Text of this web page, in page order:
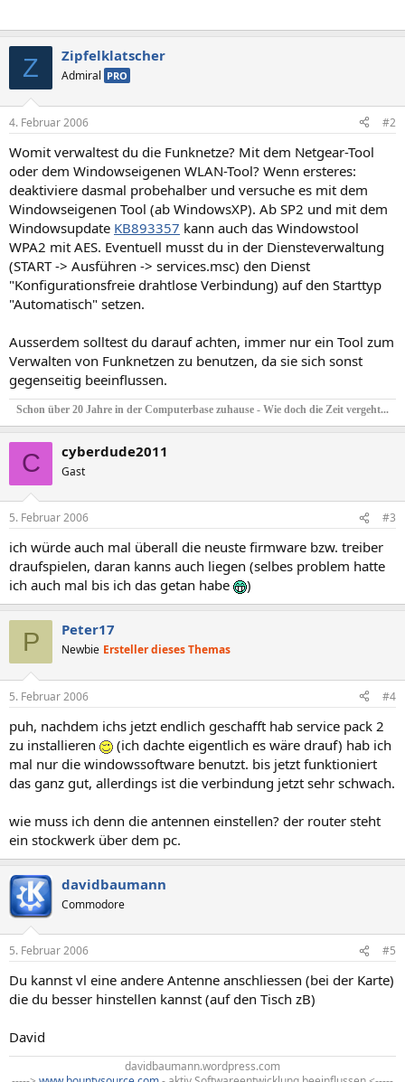
Z Zipfelklatscher
Admiral PRO
4. Februar 2006 #2
Womit verwaltest du die Funknetze? Mit dem Netgear-Tool
oder dem Windowseigenen WLAN-Tool? Wenn ersteres:
deaktiviere dasmal probehalber und versuche es mit dem
Windowseigenen Tool (ab WindowsXP). Ab SP2 und mit dem
Windowsupdate KB893357 kann auch das Windowstool
WPA2 mit AES. Eventuell musst du in der Diensteverwaltung
(START -> Ausführen -> services.msc) den Dienst
"Konfigurationsfreie drahtlose Verbindung) auf den Starttyp
"Automatisch" setzen.
Ausserdem solltest du darauf achten, immer nur ein Tool zum
Verwalten von Funknetzen zu benutzen, da sie sich sonst
gegenseitig beeinflussen.
Schon über 20 Jahre in der Computerbase zuhause - Wie doch die Zeit vergeht...
C cyberdude2011
Gast
5. Februar 2006 #3
ich würde auch mal überall die neuste firmware bzw. treiber
draufspielen, daran kanns auch liegen (selbes problem hatte
ich auch mal bis ich das getan habe
)
P Peter17
Newbie Ersteller dieses Themas
5. Februar 2006 #4
puh, nachdem ichs jetzt endlich geschafft hab service pack 2
zu installieren
(ich dachte eigentlich es wäre drauf) hab ich
mal nur die windowssoftware benutzt. bis jetzt funktioniert
das ganz gut, allerdings ist die verbindung jetzt sehr schwach.
wie muss ich denn die antennen einstellen? der router steht
ein stockwerk über dem pc.
davidbaumann
Commodore
5. Februar 2006 #5
Du kannst vl eine andere Antenne anschliessen (bei der Karte)
die du besser hinstellen kannst (auf den Tisch zB)
David
davidbaumann.wordpress.com